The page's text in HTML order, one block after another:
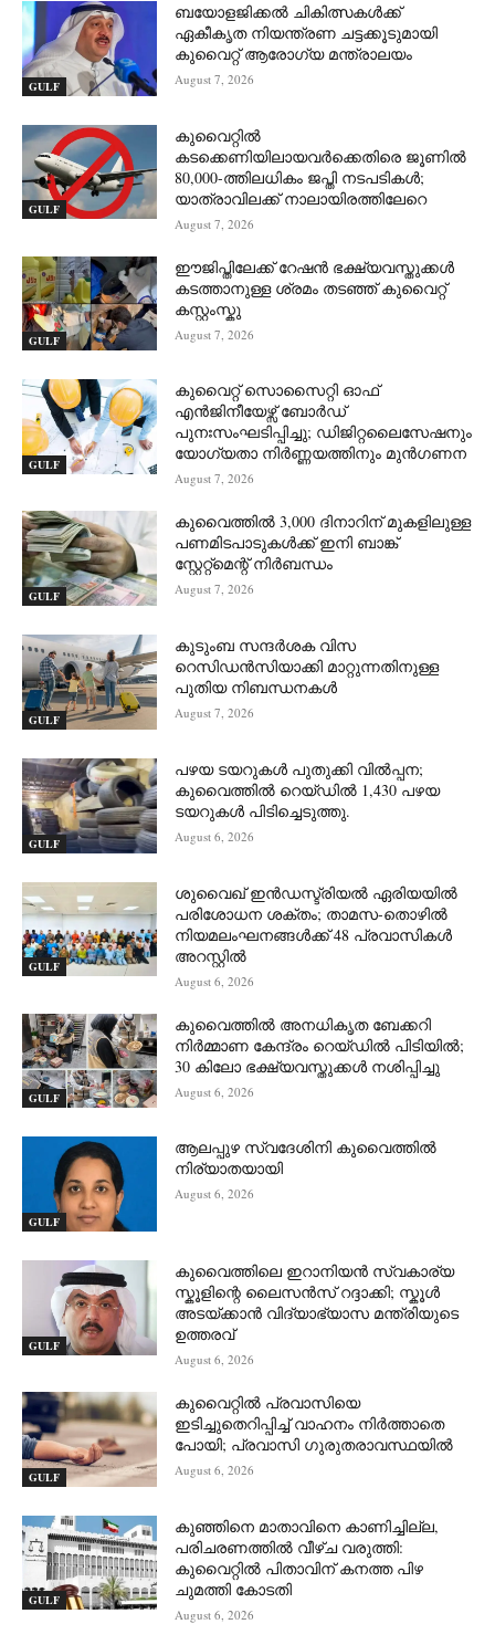
GULF
ബയോളജിക്കൽ ചികിത്സകൾക്ക്
ഏകീകൃത നിയന്ത്രണ ചട്ടക്കൂടുമായി
കുവൈറ്റ് ആരോഗ്യ മന്ത്രാലയം
August 7, 2026
GULF
കുവൈറ്റിൽ
കടക്കെണിയിലായവർക്കെതിരെ ജൂണിൽ
80,000-ത്തിലധികം ജപ്തി നടപടികൾ;
യാത്രാവിലക്ക് നാലായിരത്തിലേറെ
August 7, 2026
GULF
ഈജിപ്തിലേക്ക് റേഷൻ ഭക്ഷ്യവസ്തുക്കൾ
കടത്താനുള്ള ശ്രമം തടഞ്ഞ് കുവൈറ്റ്
കസ്റ്റംസ്കു
August 7, 2026
GULF
കുവൈറ്റ് സൊസൈറ്റി ഓഫ്
എൻജിനീയേഴ്സ് ബോർഡ്
പുനഃസംഘടിപ്പിച്ചു; ഡിജിറ്റലൈസേഷനും
യോഗ്യതാ നിർണ്ണയത്തിനും മുൻഗണന
August 7, 2026
GULF
കുവൈത്തിൽ 3,000 ദിനാറിന് മുകളിലുള്ള
പണമിടപാടുകൾക്ക് ഇനി ബാങ്ക്
സ്റ്റേറ്റ്‌മെന്റ് നിർബന്ധം
August 7, 2026
GULF
കുടുംബ സന്ദർശക വിസ
റെസിഡൻസിയാക്കി മാറ്റുന്നതിനുള്ള
പുതിയ നിബന്ധനകൾ
August 7, 2026
GULF
പഴയ ടയറുകൾ പുതുക്കി വിൽപ്പന;
കുവൈത്തിൽ റെയ്ഡിൽ 1,430 പഴയ
ടയറുകൾ പിടിച്ചെടുത്തു.
August 6, 2026
GULF
ശുവൈഖ് ഇൻഡസ്ട്രിയൽ ഏരിയയിൽ
പരിശോധന ശക്തം; താമസ-തൊഴിൽ
നിയമലംഘനങ്ങൾക്ക് 48 പ്രവാസികൾ
അറസ്റ്റിൽ
August 6, 2026
GULF
കുവൈത്തിൽ അനധികൃത ബേക്കറി
നിർമ്മാണ കേന്ദ്രം റെയ്ഡിൽ പിടിയിൽ;
30 കിലോ ഭക്ഷ്യവസ്തുക്കൾ നശിപ്പിച്ചു
August 6, 2026
GULF
ആലപ്പുഴ സ്വദേശിനി കുവൈത്തിൽ
നിര്യാതയായി
August 6, 2026
GULF
കുവൈത്തിലെ ഇറാനിയൻ സ്വകാര്യ
സ്കൂളിന്റെ ലൈസൻസ് റദ്ദാക്കി; സ്കൂൾ
അടയ്ക്കാൻ വിദ്യാഭ്യാസ മന്ത്രിയുടെ
ഉത്തരവ്
August 6, 2026
GULF
കുവൈറ്റിൽ പ്രവാസിയെ
ഇടിച്ചുതെറിപ്പിച്ച് വാഹനം നിർത്താതെ
പോയി; പ്രവാസി ഗുരുതരാവസ്ഥയിൽ
August 6, 2026
GULF
കുഞ്ഞിനെ മാതാവിനെ കാണിച്ചില്ല,
പരിചരണത്തിൽ വീഴ്ച വരുത്തി:
കുവൈറ്റിൽ പിതാവിന് കനത്ത പിഴ
ചുമത്തി കോടതി
August 6, 2026